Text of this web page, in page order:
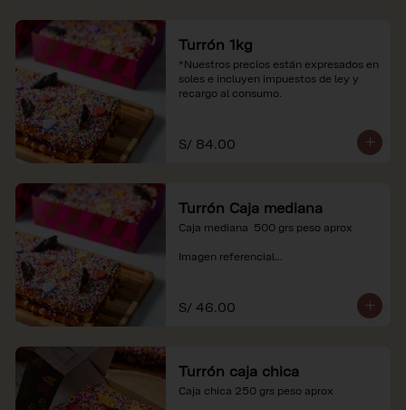
Turrón 1kg
*Nuestros precios están expresados en
soles e incluyen impuestos de ley y
recargo al consumo.
S/ 84.00
Turrón Caja mediana
Caja mediana  500 grs peso aprox
Imagen referencial
soles e incluyen impuestos de ley y
recargo al consumo.
S/ 46.00
Turrón caja chica
Caja chica 250 grs peso aprox